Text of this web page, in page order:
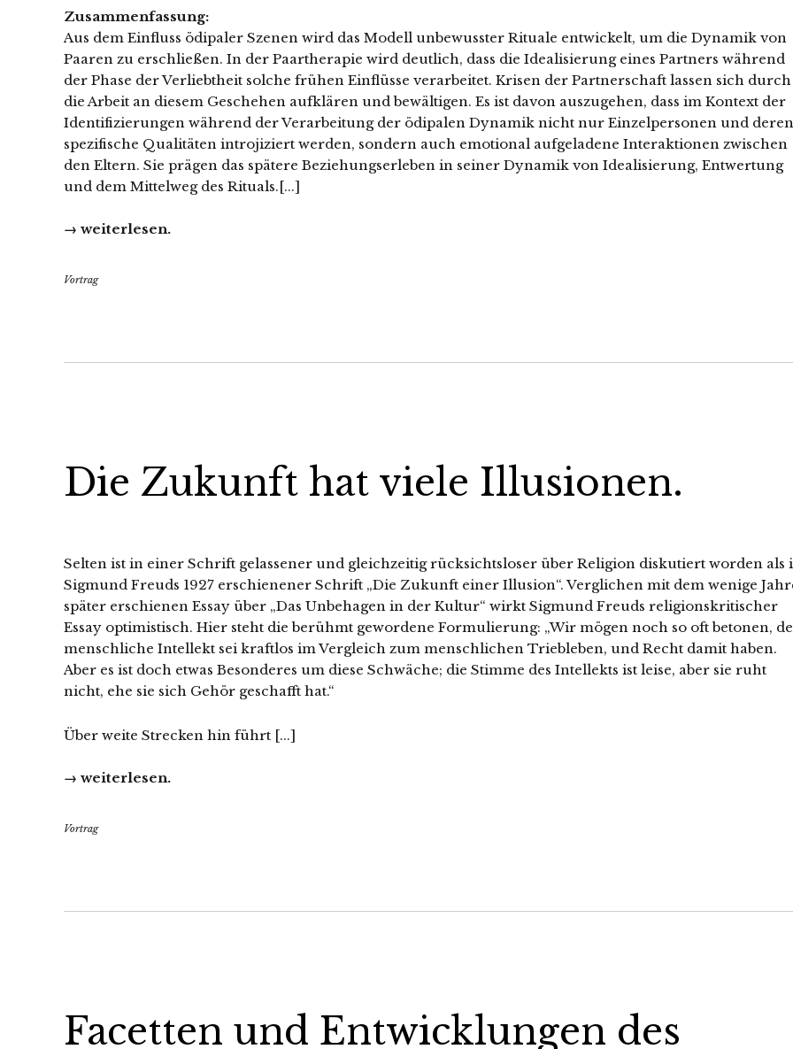
Zusammenfassung:
Aus dem Einfluss ödipaler Szenen wird das Modell unbewusster Rituale entwickelt, um die Dynamik von
Paaren zu erschließen. In der Paartherapie wird deutlich, dass die Idealisierung eines Partners während
der Phase der Verliebtheit solche frühen Einflüsse verarbeitet. Krisen der Partnerschaft lassen sich durch
die Arbeit an diesem Geschehen aufklären und bewältigen. Es ist davon auszugehen, dass im Kontext der
Identifizierungen während der Verarbeitung der ödipalen Dynamik nicht nur Einzelpersonen und deren
spezifische Qualitäten introjiziert werden, sondern auch emotional aufgeladene Interaktionen zwischen
den Eltern. Sie prägen das spätere Beziehungserleben in seiner Dynamik von Idealisierung, Entwertung
und dem Mittelweg des Rituals.[...]
→ weiterlesen.
Vortrag
Die Zukunft hat viele Illusionen.
Selten ist in einer Schrift gelassener und gleichzeitig rücksichtsloser über Religion diskutiert worden als
Sigmund Freuds 1927 erschienener Schrift „Die Zukunft einer Illusion“. Verglichen mit dem wenige
später erschienen Essay über „Das Unbehagen in der Kultur“ wirkt Sigmund Freuds religionskritischer
Essay optimistisch. Hier steht die berühmt gewordene Formulierung: „Wir mögen noch so oft betonen,
menschliche Intellekt sei kraftlos im Vergleich zum menschlichen Triebleben, und Recht damit haben.
Aber es ist doch etwas Besonderes um diese Schwäche; die Stimme des Intellekts ist leise, aber sie ruht
nicht, ehe sie sich Gehör geschafft hat.“
Über weite Strecken hin führt [...]
→ weiterlesen.
Vortrag
Facetten und Entwicklungen des